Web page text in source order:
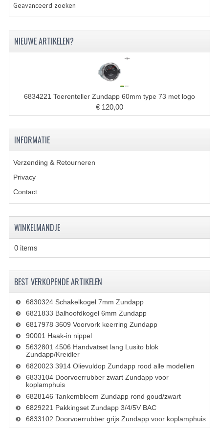
CRANKS EN STANDAARDS
EMBLEMEN EN STICKERS
FRAMEBEUGELS
KETTINGKASTEN
REMMEN EN WIELEN
ALUMINIUM VELGEN
CHROMEN VELGEN
SPAKEN
WIELEN DIVERSEN
SCHOKBREKERS
STUUR EN BEDIENING
COCKPIT ONDERDELEN
Geavanceerd zoeken
NIEUWE ARTIKELEN?
6834221 Toerenteller Zundapp 60mm type 73 met logo
€ 120,00
INFORMATIE
Verzending & Retourneren
Privacy
Contact
WINKELMANDJE
0 items
BEST VERKOPENDE ARTIKELEN
6830324 Schakelkogel 7mm Zundapp
6821833 Balhoofdkogel 6mm Zundapp
6817978 3609 Voorvork keerring Zundapp
90001 Haak-in nippel
5632801 4506 Handvatset lang Lusito blok
Zundapp/Kreidler
6820023 3914 Olievuldop Zundapp rood alle modellen
6833104 Doorvoerrubber zwart Zundapp voor
koplamphuis
6828146 Tankembleem Zundapp rond goud/zwart
6829221 Pakkingset Zundapp 3/4/5V BAC
6833102 Doorvoerrubber grijs Zundapp voor koplamphuis